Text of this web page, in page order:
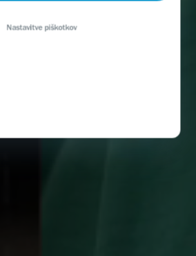
Nastavitve piškotkov